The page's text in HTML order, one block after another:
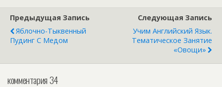
Предыдущая Запись
Яблочно-Тыквенный
Пудинг С Медом
Следующая Запись
Учим Английский Язык.
Тематическое Занятие
«Овощи»
комментария 34